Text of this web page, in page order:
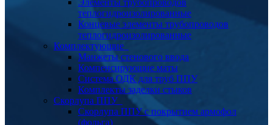
Элементы трубопроводов
теплогидроизолированные
Концевые элементы трубопроводов
теплогидроизолированные
Комплектующие
Манжеты стенового ввода
Компенсирующие маты
Система ОДК для труб ППУ
Комплекты заделки стыков
Скорлупа ППУ
Скорлупа ППУ с покрытием армофол
(фольга)